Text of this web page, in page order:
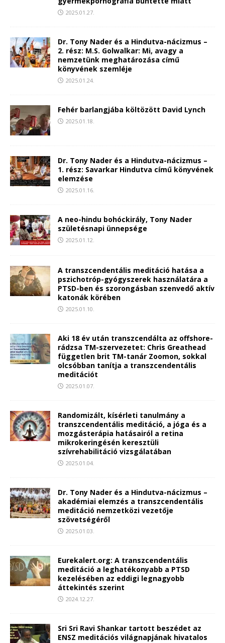
2025.01.27.
Dr. Tony Nader és a Hindutva-nácizmus –
2. rész: M.S. Golwalkar: Mi, avagy a
nemzetünk meghatározása című
könyvének szemléje
2025.01.24.
Fehér barlangjába költözött David Lynch
2025.01.18.
Dr. Tony Nader és a Hindutva-nácizmus –
1. rész: Savarkar Hindutva című könyvének
elemzése
2025.01.16.
A neo-hindu bohóckirály, Tony Nader
születésnapi ünnepsége
2025.01.12.
A transzcendentális meditáció hatása a
pszichotróp-gyógyszerek használatára a
PTSD-ben és szorongásban szenvedő aktív
katonák körében
2025.01.10.
Aki 18 év után transzcendálta az offshore-
rádzsa TM-szervezetet: Chris Greathead
független brit TM-tanár Zoomon, sokkal
olcsóbban tanítja a transzcendentális
meditációt
2025.01.07.
Randomizált, kísérleti tanulmány a
transzcendentális meditáció, a jóga és a
mozgásterápia hatásairól a retina
mikrokeringésén keresztüli
szívrehabilitáció vizsgálatában
2025.01.04.
Dr. Tony Nader és a Hindutva-nácizmus –
akadémiai elemzés a transzcendentális
meditáció nemzetközi vezetője
szövetségéről
2025.01.03.
Eurekalert.org: A transzcendentális
meditáció a leghatékonyabb a PTSD
kezelésében az eddigi legnagyobb
áttekintés szerint
2024.12.27.
Sri Sri Ravi Shankar tartott beszédet az
ENSZ meditációs világnapjának hivatalos